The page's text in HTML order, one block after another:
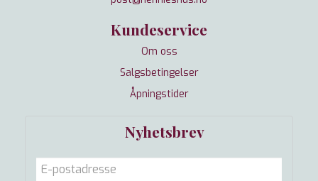
Kundeservice
Om oss
Salgsbetingelser
Åpningstider
Nyhetsbrev